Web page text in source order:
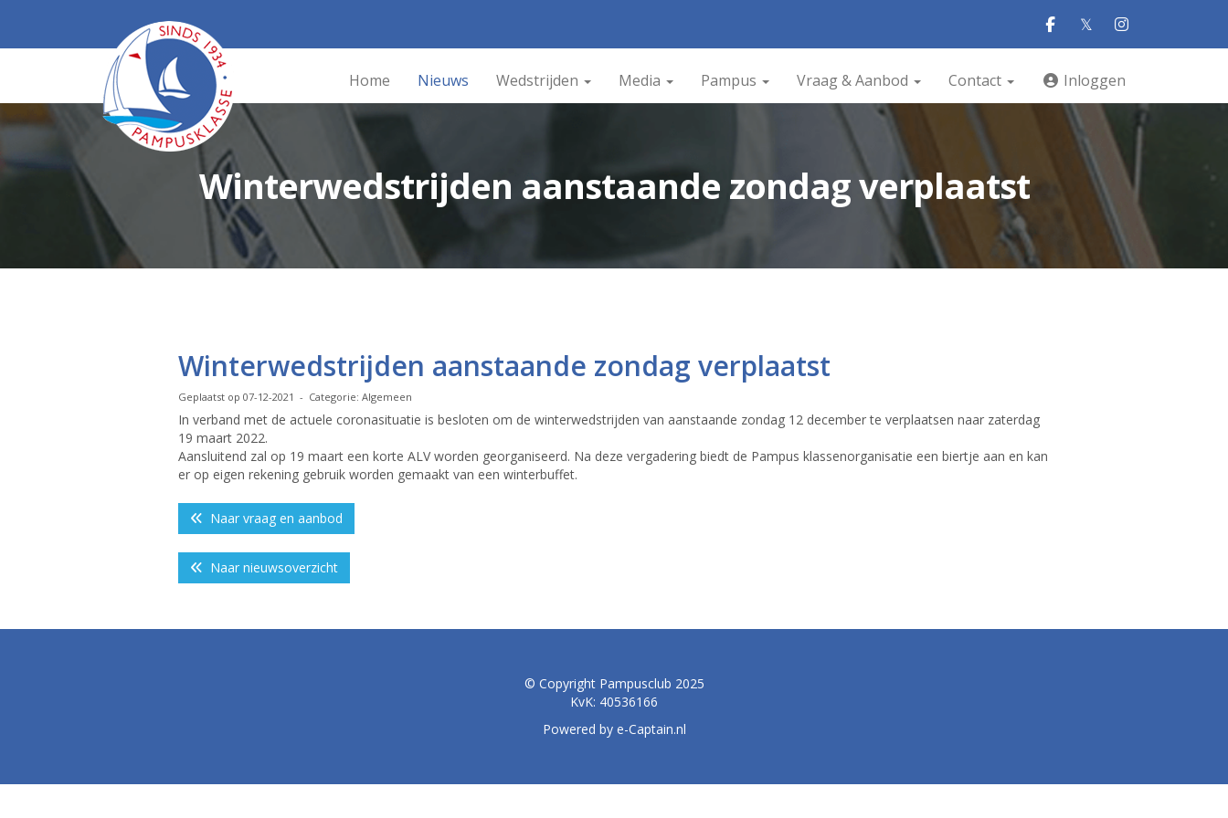
𝕏
Home Nieuws Wedstrijden Media Pampus Vraag & Aanbod Contact Inloggen
Winterwedstrijden aanstaande zondag verplaatst
Winterwedstrijden aanstaande zondag verplaatst
Geplaatst op 07-12-2021 - Categorie: Algemeen
In verband met de actuele coronasituatie is besloten om de winterwedstrijden van aanstaande zondag 12 december te verplaatsen naar zaterdag
19 maart 2022.
Aansluitend zal op 19 maart een korte ALV worden georganiseerd. Na deze vergadering biedt de Pampus klassenorganisatie een biertje aan en kan
er op eigen rekening gebruik worden gemaakt van een winterbuffet.
Naar vraag en aanbod
Naar nieuwsoverzicht
© Copyright Pampusclub 2025
KvK: 40536166
Powered by e-Captain.nl